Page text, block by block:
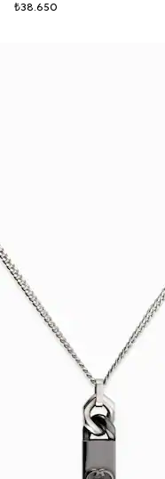
₺38.650